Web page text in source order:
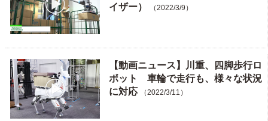
イザー）
（2022/3/9）
【動画ニュース】川重、四脚歩行ロ
ボット 車輪で走行も、様々な状況
に対応
（2022/3/11）